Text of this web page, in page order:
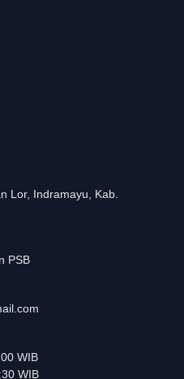
Lor, Indramayu, Kab.
PSB
WIB
WIB